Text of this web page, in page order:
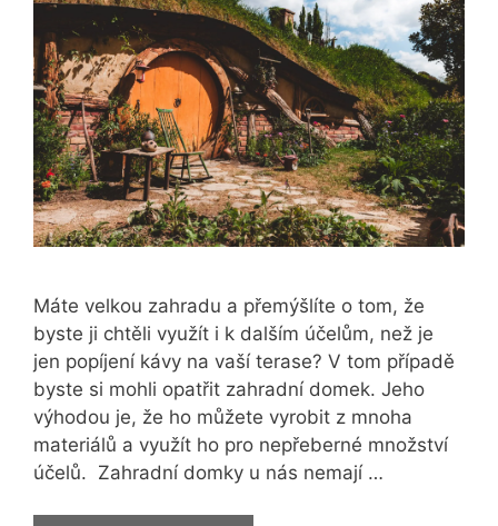
Máte velkou zahradu a přemýšlíte o tom, že
byste ji chtěli využít i k dalším účelům, než je
jen popíjení kávy na vaší terase? V tom případě
byste si mohli opatřit zahradní domek. Jeho
výhodou je, že ho můžete vyrobit z mnoha
materiálů a využít ho pro nepřeberné množství
účelů. Zahradní domky u nás nemají …